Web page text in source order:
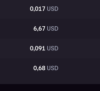
0,017 USD
6,67 USD
0,091 USD
0,68 USD